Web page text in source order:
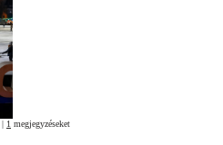
| 1 megjegyzéseket